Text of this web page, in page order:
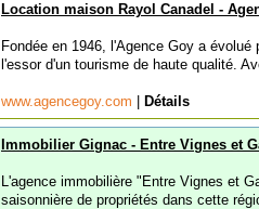
Location maison Rayol Canadel -
Fondée en 1946, l'Agence Goy a
l'essor d'un tourisme de haute qualité.
www.agencegoy.com Détails
Immobilier Gignac - Entre Vignes et
L'agence immobilière "Entre Vignes et
saisonnière de propriétés dans cette